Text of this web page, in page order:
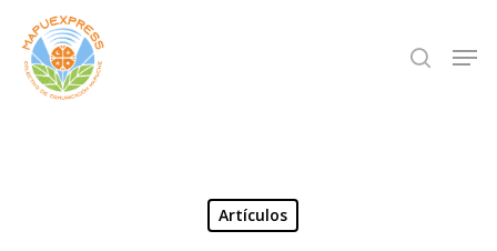
Skip
main
search
Artículos
Close